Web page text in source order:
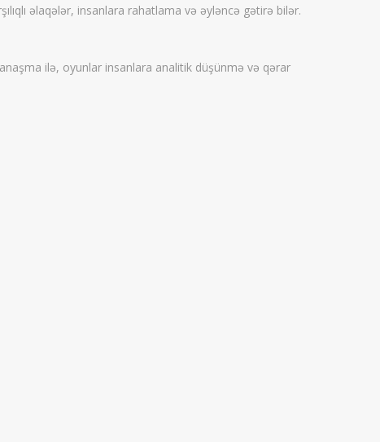
əlaqələr, insanlara rahatlama və əyləncə gətirə bilər.
ilə, oyunlar insanlara analitik düşünmə və qərar